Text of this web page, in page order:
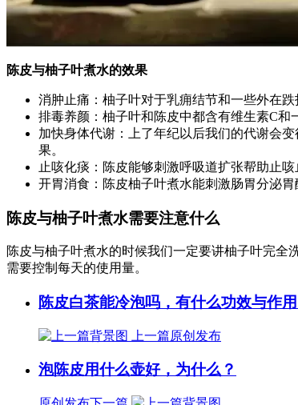
陈皮与柚子叶煮水的效果
消肿止痛：柚子叶对于乳痈结节和一些外在
排毒养颜：柚子叶和陈皮中都含有维生素C和
加快身体代谢：上了年纪以后我们的代谢会
果。
止咳化痰：陈皮能够刺激呼吸道扩张帮助止咳
开胃消食：陈皮柚子叶煮水能刺激肠胃分泌胃
陈皮与柚子叶煮水需要注意什么
陈皮与柚子叶煮水的时候我们一定要讲柚子叶完
需要控制每天的使用量。
陈皮白茶能冷泡吗，有什么功效与作用
上一篇原创发布
泡陈皮用什么壶好，为什么？